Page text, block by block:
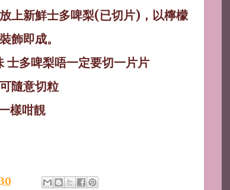
上新鮮士多啤梨(已切片)，以檸檬
飾即成。
士多啤梨唔一定要切一片片
隨意切粒
樣咁靚